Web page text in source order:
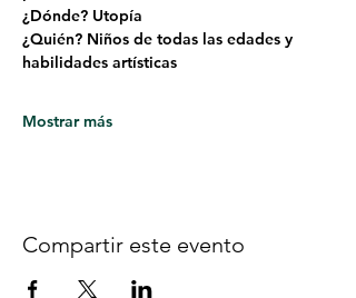
¿Dónde? Utopía
¿Quién? Niños de todas las edades y
habilidades artísticas
Mostrar más
Compartir este evento